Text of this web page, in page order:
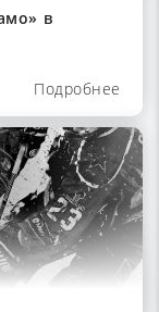
в
Подробнее